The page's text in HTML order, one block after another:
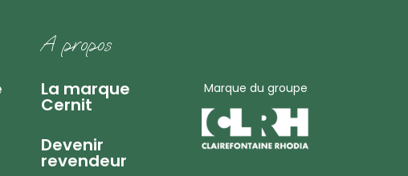
A propos
La marque
Cernit
Devenir
revendeur
Marque du groupe